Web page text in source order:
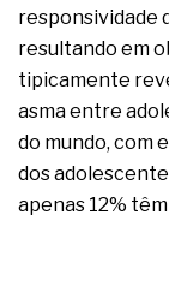
responsividade
resultando em
tipicamente
asma entre
do mundo, com
dos
apenas 12%